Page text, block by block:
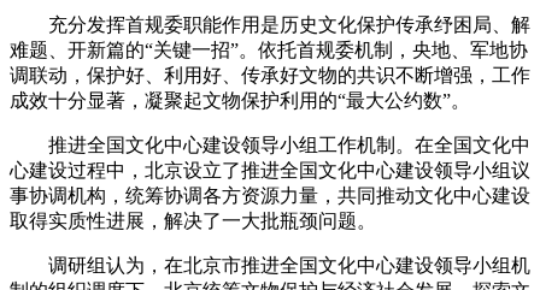
充分发挥首规委职能作用是历史文化保护传承纾困局、解
难题、开新篇的“关键一招”。依托首规委机制，央地、军地协
调联动，保护好、利用好、传承好文物的共识不断增强，工作
成效十分显著，凝聚起文物保护利用的“最大公约数”。
推进全国文化中心建设领导小组工作机制。在全国文化中
心建设过程中，北京设立了推进全国文化中心建设领导小组议
事协调机构，统筹协调各方资源力量，共同推动文化中心建设
取得实质性进展，解决了一大批瓶颈问题。
调研组认为，在北京市推进全国文化中心建设领导小组机